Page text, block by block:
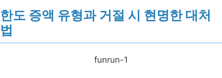
한도 증액 유형과 거절 시 현명한 대처
법
funrun-1